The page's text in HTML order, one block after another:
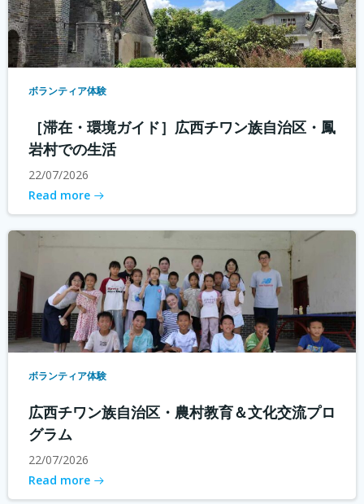
ボランティア体験
［滞在・環境ガイド］広西チワン族自治区・鳳
岩村での生活
22/07/2026
Read more
ボランティア体験
広西チワン族自治区・農村教育＆文化交流プロ
グラム
22/07/2026
Read more